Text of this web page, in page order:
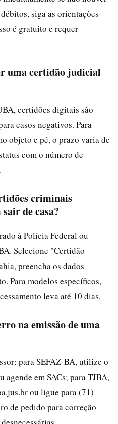
siga as orientações
é gratuito e requer
uma certidão judicial
certidões digitais são
casos negativos. Para
objeto e pé, o prazo varia de
com o número de
criminais
de casa?
à Polícia Federal ou
Selecione "Certidão
preencha os dados
Para modelos específicos,
leva até 10 dias.
na emissão de uma
para SEFAZ-BA, utilize o
em SACs; para TJBA,
ou ligue para (71)
de pedido para correção